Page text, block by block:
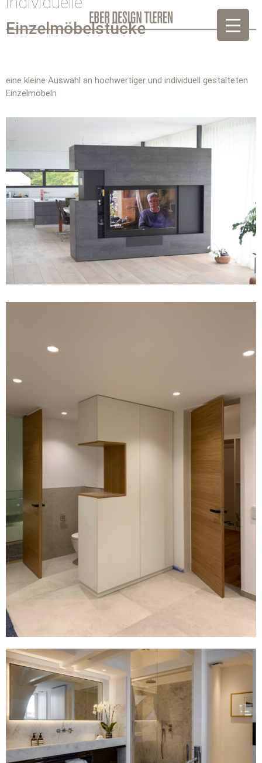
Einzelmöbelstücke
eine kleine Auswahl an hochwertiger und individuell gestalteten
Einzelmöbeln